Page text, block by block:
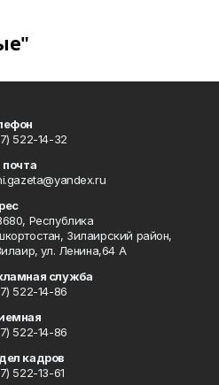
522-14-32
почта
Республика
Зилаирский район,
ул. Ленина,64 А
служба
522-14-86
522-14-86
кадров
522-13-61